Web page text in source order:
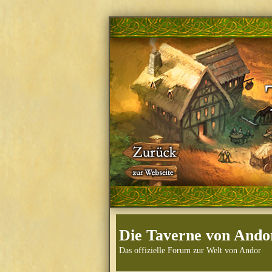
Die Taverne von
Das offizielle Forum zur Welt von Andor